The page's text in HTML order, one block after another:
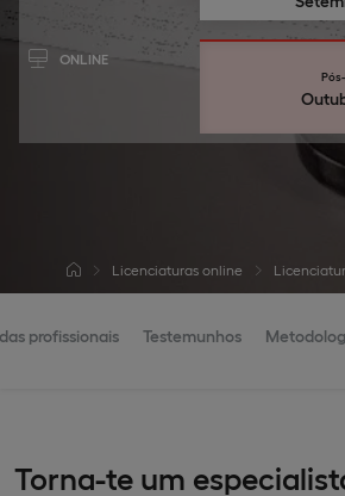
ONLINE
Licenciaturas online
profissionais Testemunhos
Torna-te um